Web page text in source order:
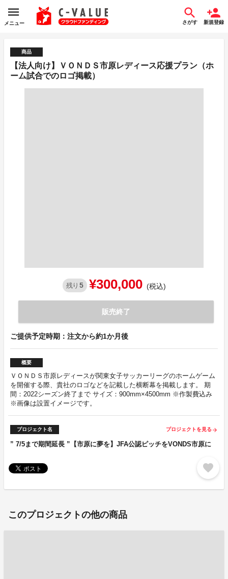
メニュー さがす 新規登録
商品
【法人向け】ＶＯＮＤＳ市原レディース応援プラン（ホ
ーム試合でのロゴ掲載）
残り 5 ¥300,000 (税込)
販売終了
ご提供予定時期：注文から約1か月後
概要
ＶＯＮＤＳ市原レディースが関東女子サッカーリーグのホームゲーム
を開催する際、貴社のロゴなどを記載した横断幕を掲載します。 期
間：2022シーズン終了まで サイズ：900mm×4500mm ※作製費込み
※画像は設置イメージです。
プロジェクト名 プロジェクトを見る arrow_forward
” 7/5まで期間延長 ”【市原に夢を】JFA公認ピッチをVONDS市原に
favorite
このプロジェクトの他の商品